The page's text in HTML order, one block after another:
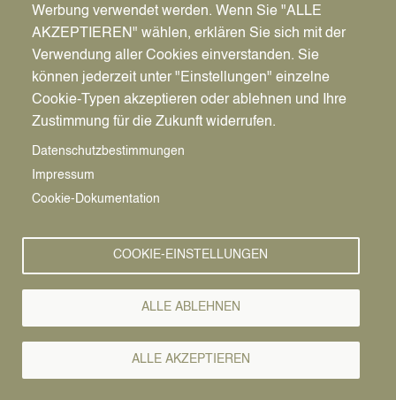
Pfadnavigation
Wirtschaft | Bauen | Umwelt
Wirtschaftsförderung
Förderinformationen
Förder-
Informationen
fürExistenzgründungen in NRW
Werbung verwendet werden. Wenn Sie "ALLE
AKZEPTIEREN" wählen, erklären Sie sich mit der
Verwendung aller Cookies einverstanden. Sie
können jederzeit unter "Einstellungen" einzelne
Cookie-Typen akzeptieren oder ablehnen und Ihre
Zustimmung für die Zukunft widerrufen.
Datenschutzbestimmungen
Impressum
Cookie-Dokumentation
COOKIE-EINSTELLUNGEN
ALLE ABLEHNEN
ALLE AKZEPTIEREN